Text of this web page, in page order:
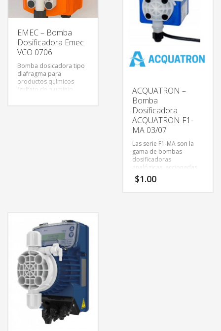
EMEC – Bomba
Dosificadora Emec
VCO 0706
Bomba dosicadora tipo
diafragma para
productos químicos
(sulfato de aluminio,
y muy fáciles de usar
gracias a sus símbolos
gráficos. Esta serie,
prevista para instalación
vertical, va montada en
una caja de
polipropileno resistente
a productos químicos
corrosivos. La cubierta
transparente y el
panel frontal son de
policarbonato.
ACQUATRON –
Bomba
Dosificadora
ACQUATRON F1-
MA 03/07
Las serie F1-MA son la
gama de bombas
dosificadoras
analógicas, accionadas
por un solenoide de
regulación mediante
$1.00